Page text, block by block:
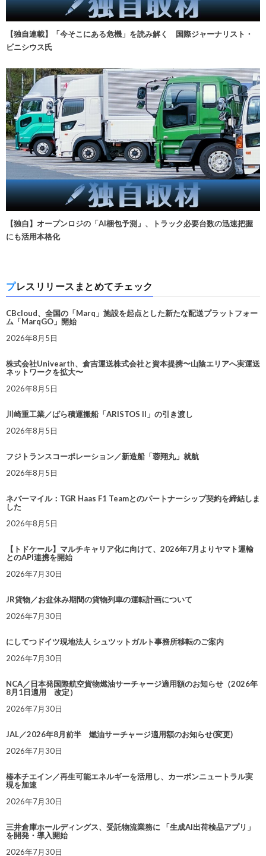
【独自連載】「今そこにある危機」を読み解く 国際ジャーナリスト・
ビニシウス氏
【独自】オープンロジの「AI梱包予測」、トラック必要台数の迅速把握
にも活用本格化
プレスリリースまとめてチェック
CBcloud、全国の「Marq」施設を起点とした新たな配送プラットフォー
ム「MarqGO」開始
2026年8月5日
株式会社Univearth、倉吉運送株式会社と資本提携〜山陰エリアへ実運送
ネットワークを拡大〜
2026年8月5日
川崎重工業／ばら積運搬船「ARISTOS II」の引き渡し
2026年8月5日
フジトランスコーポレーション／新造船「蓉翔丸」就航
2026年8月5日
ネバーマイル：TGR Haas F1 Teamとのパートナーシップ契約を締結しま
した
2026年8月5日
【トドケール】マルチキャリア化に向けて、2026年7月よりヤマト運輸
とのAPI連携を開始
2026年7月30日
JR貨物／お盆休み期間の貨物列車の運転計画について
2026年7月30日
にしてつドイツ現地法人 シュツットガルト事務所移転のご案内
2026年7月30日
NCA／日本発国際航空貨物燃油サーチャージ適用額のお知らせ（2026年
8月1日適用 改定）
2026年7月30日
JAL／2026年8月前半 燃油サーチャージ適用額のお知らせ(変更)
2026年7月30日
椿本チエイン／再生可能エネルギーを活用し、カーボンニュートラル実
現を加速
2026年7月30日
三井倉庫ホールディングス、受託物流業務に 「生成AI出荷検品アプリ」
を開発・導入開始
2026年7月30日